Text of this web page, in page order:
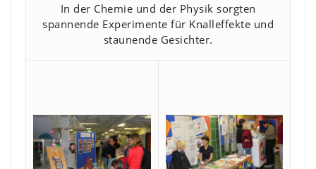
In der Chemie und der Physik sorgten
spannende Experimente für Knalleffekte und
staunende Gesichter.